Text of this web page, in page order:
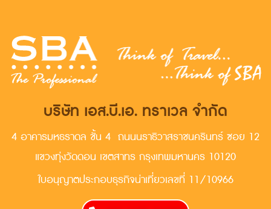
บริษัท เอส.บี.เอ. ทราเวล จำกัด
4 อาคารมหธราดล ชั้น 4 ถนนนราธิวาสราชนครินทร์ ซอย 12
แขวงทุ่งวัดดอน เขตสาทร กรุงเทพมหานคร 10120
ใบอนุญาตประกอบธุรกิจน่าเที่ยวเลขที่ 11/10966